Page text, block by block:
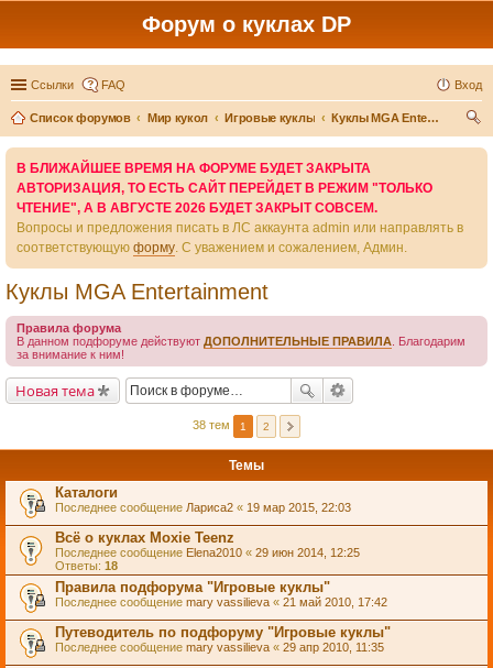
Форум о куклах DP
Ссылки FAQ Вход
Список форумов Мир кукол Игровые куклы
Куклы MGA Entertainment
В БЛИЖАЙШЕЕ ВРЕМЯ НА ФОРУМЕ БУДЕТ ЗАКРЫТА
АВТОРИЗАЦИЯ, ТО ЕСТЬ САЙТ ПЕРЕЙДЕТ В РЕЖИМ "ТОЛЬКО
ЧТЕНИЕ", А В АВГУСТЕ 2026 БУДЕТ ЗАКРЫТ СОВСЕМ.
Вопросы и предложения писать в ЛС аккаунта admin или направлять в
соответствующую форму. С уважением и сожалением, Админ.
Куклы MGA Entertainment
Правила форума
В данном подфоруме действуют ДОПОЛНИТЕЛЬНЫЕ ПРАВИЛА . Благодарим
за внимание к ним!
Новая тема
38 тем 1 2
Темы
Каталоги
Последнее сообщение Лариса2 « 19 мар 2015, 22:03
Всё о куклах Moxie Teenz
Последнее сообщение Elena2010 « 29 июн 2014, 12:25
Ответы: 18
Правила подфорума "Игровые куклы"
Последнее сообщение mary vassilieva « 21 май 2010, 17:42
Путеводитель по подфоруму "Игровые куклы"
Последнее сообщение mary vassilieva « 29 апр 2010, 11:35